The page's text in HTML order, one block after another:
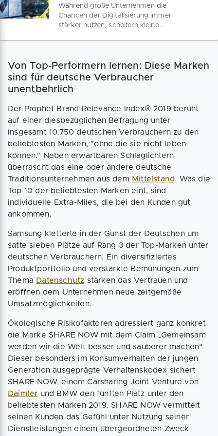
Während große Unternehmen die
Chancen der Digitalisierung immer
stärker nutzen, scheitern kleine
Notwendigkeit der Umstellung interner
Prozesse. Ein aktueller Überblick zur
digitalen Stimmungslage in
Deutschland.
Von Top-Performern lernen: Diese Marken
sind für deutsche Verbraucher
unentbehrlich
Der Prophet Brand Relevance Index® 2019 beruht
auf einer diesbezüglichen Befragung unter
insgesamt 10.750 deutschen Verbrauchern zu den
beliebtesten Marken, "ohne die sie nicht leben
können." Neben erwartbaren Schlaglichtern
überrascht das eine oder andere deutsche
Traditionsunternehmen aus dem Mittelstand. Was die
Top 10 der beliebtesten Marken eint, sind
individuelle Extra-Miles, die bei den Kunden gut
ankommen.
Samsung kletterte in der Gunst der Deutschen um
satte sieben Plätze auf Rang 3 der Top-Marken unter
deutschen Verbrauchern. Ein diversifiziertes
Produktportfolio und verstärkte Bemühungen zum
Thema Datenschutz stärken das Vertrauen und
eröffnen dem Unternehmen neue zeitgemäße
Umsatzmöglichkeiten.
Ökologische Risikofaktoren adressiert ganz konkret
die Marke SHARE NOW mit dem Claim „Gemeinsam
werden wir die Welt besser und sauberer machen“.
Dieser besonders im Konsumverhalten der jungen
Generation ausgeprägte Verhaltenskodex sichert
SHARE NOW, einem Carsharing Joint Venture von
Daimler und BMW den fünften Platz unter den
beliebtesten Marken 2019. SHARE NOW vermittelt
seinen Kunden das Gefühl unter Nutzung seiner
Dienstleistungen einem übergeordneten Zweck